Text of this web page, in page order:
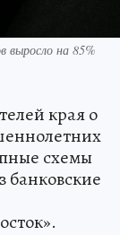
выросло на 85%
края о
схемы
банковские